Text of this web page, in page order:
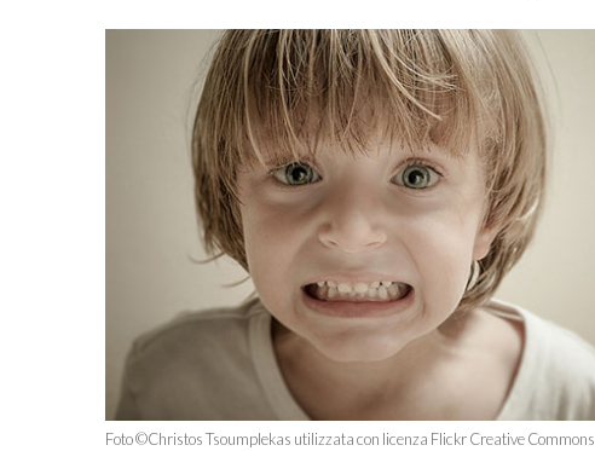
Foto ©Christos Tsoumplekas utilizzata con licenza Flickr Creative Commons